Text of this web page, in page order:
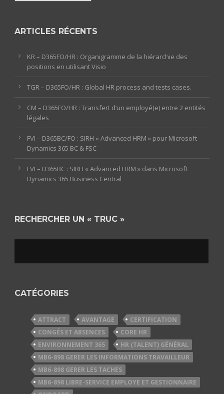
ARTICLES RÉCENTS
KR – D365FO/HR : Organigramme de la hiérarchie des
positions en utilisant Visio
TGR – D365FO/HR : Global HR process and tests cases.
CM – D365FO/HR : Transfert d’un employé(e) entre 2 entités
légales
FVI – D365BC/FO : SIRH « Advanced HRM » pour Microsoft
Dynamics 365 BC & FSC
FVI – D365BC : SIRH « Advanced HRM » dans Microsoft
Dynamics 365 Business Central
RECHERCHER UN « TRUC »
CATÉGORIES
ATTRACT AVANTAGE
CERTIFICATION
CONGÉS ET ABSENCES
CORE HR
ENVIRONNEMENT 365
HR (TALENT) GÉNÉRAL
MB6-898 GERER LES INFORMATIONS TRAVAILLEUR
MB6-898 GERER LES TACHES
MB6-898 LIBRE-SERVICE EMPLOYE ET GESTIONNAIRE